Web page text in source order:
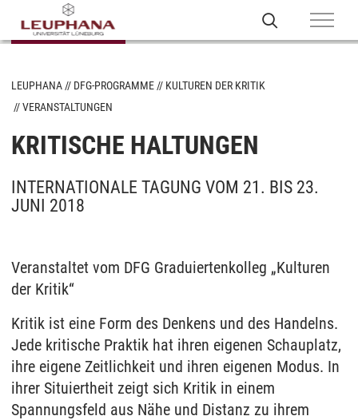
LEUPHANA DFG-PROGRAMME
KULTUREN DER KRITIK
VERANSTALTUNGEN
KRITISCHE HALTUNGEN
INTERNATIONALE TAGUNG VOM 21. BIS 23.
JUNI 2018
Veranstaltet vom DFG Graduiertenkolleg „Kulturen
der Kritik“
Kritik ist eine Form des Denkens und des Handelns.
Jede kritische Praktik hat ihren eigenen Schauplatz,
ihre eigene Zeitlichkeit und ihren eigenen Modus. In
ihrer Situiertheit zeigt sich Kritik in einem
Spannungsfeld aus Nähe und Distanz zu ihrem